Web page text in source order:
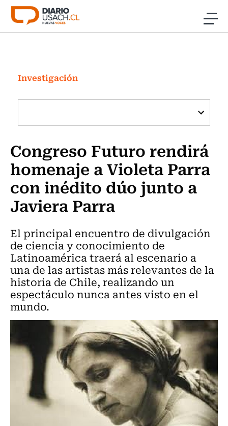
Click acá para ir directamente al contenido
Investigación
Cultura
Programas Radio y TV Usach
Investigación
Congreso Futuro rendirá
homenaje a Violeta Parra
con inédito dúo junto a
Javiera Parra
El principal encuentro de divulgación
de ciencia y conocimiento de
Latinoamérica traerá al escenario a
una de las artistas más relevantes de la
historia de Chile, realizando un
espectáculo nunca antes visto en el
mundo.